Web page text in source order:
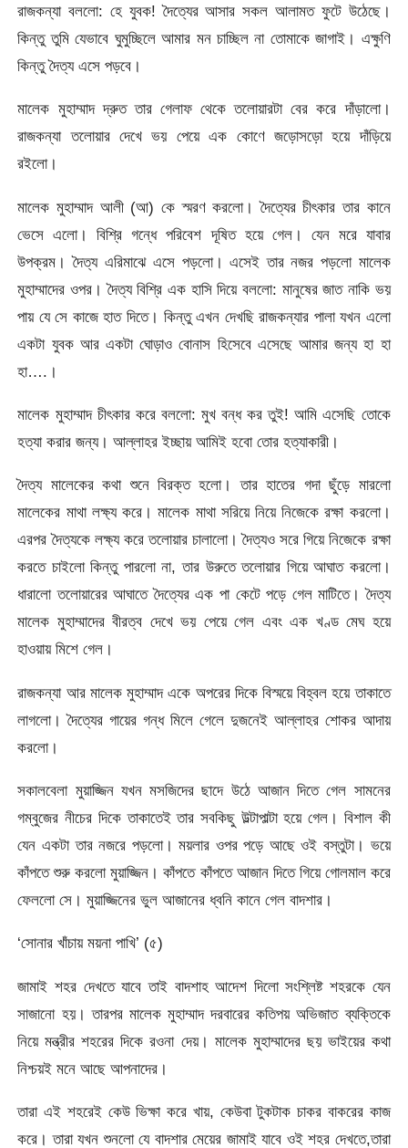
রাজকন্যা বললো: হে যুবক! দৈত্যের আসার সকল আলামত ফুটে উঠেছে।
কিন্তু তুমি যেভাবে ঘুমুচ্ছিলে আমার মন চাচ্ছিল না তোমাকে জাগাই। এক্ষুণি
কিন্তু দৈত্য এসে পড়বে।
মালেক মুহাম্মাদ দ্রুত তার গেলাফ থেকে তলোয়ারটা বের করে দাঁড়ালো।
রাজকন্যা তলোয়ার দেখে ভয় পেয়ে এক কোণে জড়োসড়ো হয়ে দাঁড়িয়ে
রইলো।
মালেক মুহাম্মাদ আলী (আ) কে স্মরণ করলো। দৈত্যের চীৎকার তার কানে
ভেসে এলো। বিশ্রি গন্ধে পরিবেশ দূষিত হয়ে গেল। যেন মরে যাবার
উপক্রম। দৈত্য এরিমাঝে এসে পড়লো। এসেই তার নজর পড়লো মালেক
মুহাম্মাদের ওপর। দৈত্য বিশ্রি এক হাসি দিয়ে বললো: মানুষের জাত নাকি ভয়
পায় যে সে কাজে হাত দিতে। কিন্তু এখন দেখছি রাজকন্যার পালা যখন এলো
একটা যুবক আর একটা ঘোড়াও বোনাস হিসেবে এসেছে আমার জন্য হা হা
হা….।
মালেক মুহাম্মাদ চীৎকার করে বললো: মুখ বন্ধ কর তুই! আমি এসেছি তোকে
হত্যা করার জন্য। আল্লাহর ইচ্ছায় আমিই হবো তোর হত্যাকারী।
দৈত্য মালেকের কথা শুনে বিরক্ত হলো। তার হাতের গদা ছুঁড়ে মারলো
মালেকের মাথা লক্ষ্য করে। মালেক মাথা সরিয়ে নিয়ে নিজেকে রক্ষা করলো।
এরপর দৈত্যকে লক্ষ্য করে তলোয়ার চালালো। দৈত্যও সরে গিয়ে নিজেকে রক্ষা
করতে চাইলো কিন্তু পারলো না, তার উরুতে তলোয়ার গিয়ে আঘাত করলো।
ধারালো তলোয়ারের আঘাতে দৈত্যের এক পা কেটে পড়ে গেল মাটিতে। দৈত্য
মালেক মুহাম্মাদের বীরত্ব দেখে ভয় পেয়ে গেল এবং এক খণ্ড মেঘ হয়ে
হাওয়ায় মিশে গেল।
রাজকন্যা আর মালেক মুহাম্মাদ একে অপরের দিকে বিস্ময়ে বিহ্বল হয়ে তাকাতে
লাগলো। দৈত্যের গায়ের গন্ধ মিলে গেলে দুজনেই আল্লাহর শোকর আদায়
করলো।
সকালবেলা মুয়াজ্জিন যখন মসজিদের ছাদে উঠে আজান দিতে গেল সামনের
গম্বুজের নীচের দিকে তাকাতেই তার সবকিছু উল্টাপাল্টা হয়ে গেল। বিশাল কী
যেন একটা তার নজরে পড়লো। ময়লার ওপর পড়ে আছে ওই বস্তুটা। ভয়ে
কাঁপতে শুরু করলো মুয়াজ্জিন। কাঁপতে কাঁপতে আজান দিতে গিয়ে গোলমাল করে
ফেললো সে। মুয়াজ্জিনের ভুল আজানের ধ্বনি কানে গেল বাদশার।
‘সোনার খাঁচায় ময়না পাখি’ (৫)
জামাই শহর দেখতে যাবে তাই বাদশাহ আদেশ দিলো সংশ্লিষ্ট শহরকে যেন
সাজানো হয়। তারপর মালেক মুহাম্মাদ দরবারের কতিপয় অভিজাত ব্যক্তিকে
নিয়ে মন্ত্রীর শহরের দিকে রওনা দেয়। মালেক মুহাম্মাদের ছয় ভাইয়ের কথা
নিশ্চয়ই মনে আছে আপনাদের।
তারা এই শহরেই কেউ ভিক্ষা করে খায়, কেউবা টুকটাক চাকর বাকরের কাজ
করে। তারা যখন শুনলো যে বাদশার মেয়ের জামাই যাবে ওই শহর দেখতে,তারা